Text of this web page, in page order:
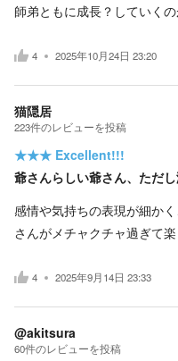
師弟ともに成長？していくの
4 2025年10月24日 23:20
猫隠居
223件のレビューを投稿
★★★ Excellent!!!
爺さんらしい爺さん、ただ
感情や気持ちの表現が細か
さんがメチャクチャ過ぎて
4 2025年9月14日 23:33
@akitsura
60件のレビューを投稿